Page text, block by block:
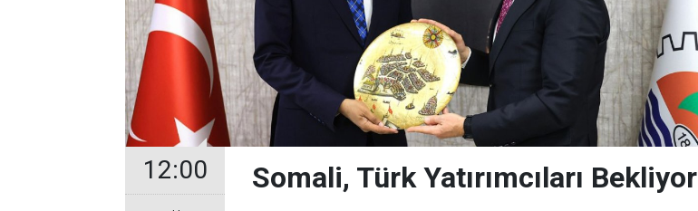
12:00 Somali, Türk Yatırımcıları Bekliyor